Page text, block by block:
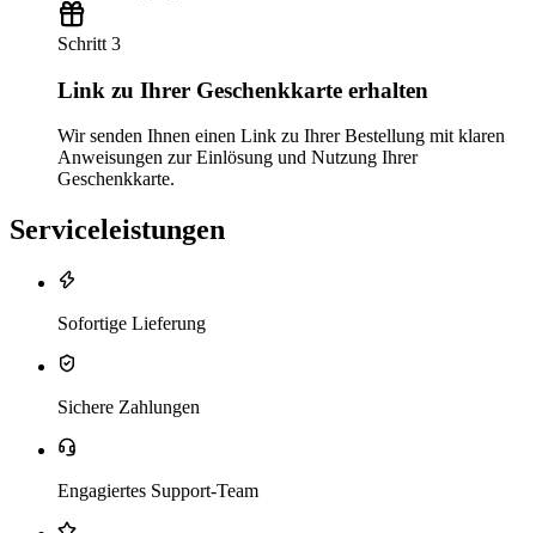
Schritt 3
Link zu Ihrer Geschenkkarte erhalten
Wir senden Ihnen einen Link zu Ihrer Bestellung mit klaren
Anweisungen zur Einlösung und Nutzung Ihrer
Geschenkkarte.
Serviceleistungen
Sofortige Lieferung
Sichere Zahlungen
Engagiertes Support-Team